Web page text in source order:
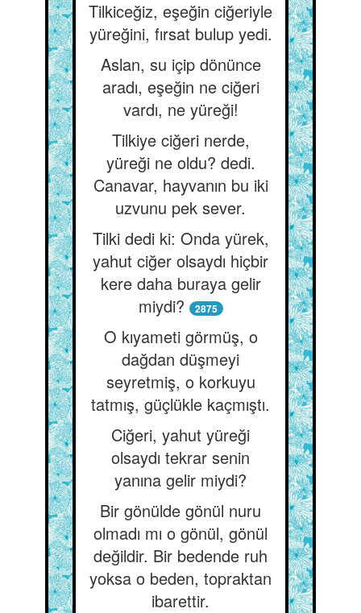
Tilkiceğiz, eşeğin ciğeriyle
yüreğini, fırsat bulup yedi.
Aslan, su içip dönünce
aradı, eşeğin ne ciğeri
vardı, ne yüreği!
Tilkiye ciğeri nerde,
yüreği ne oldu? dedi.
Canavar, hayvanın bu iki
uzvunu pek sever.
Tilki dedi ki: Onda yürek,
yahut ciğer olsaydı hiçbir
kere daha buraya gelir
miydi?
2875
O kıyameti görmüş, o
dağdan düşmeyi
seyretmiş, o korkuyu
tatmış, güçlükle kaçmıştı.
Ciğeri, yahut yüreği
olsaydı tekrar senin
yanına gelir miydi?
Bir gönülde gönül nuru
olmadı mı o gönül, gönül
değildir. Bir bedende ruh
yoksa o beden, topraktan
ibarettir.